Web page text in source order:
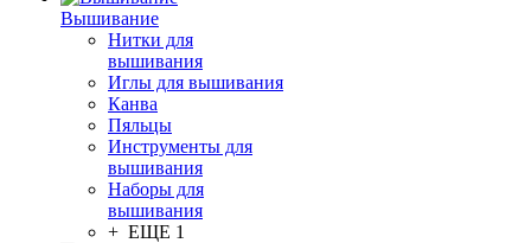
Вышивание
Нитки для
вышивания
Иглы для вышивания
Канва
Пяльцы
Инструменты для
вышивания
Наборы для
вышивания
+ ЕЩЕ 1